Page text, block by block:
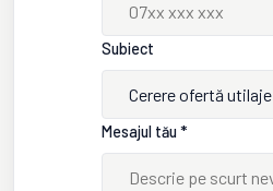
Subiect
Cerere ofertă utilaje
Mesajul tău *